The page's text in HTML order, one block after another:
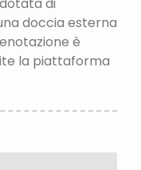
di
doccia esterna
è
la piattaforma